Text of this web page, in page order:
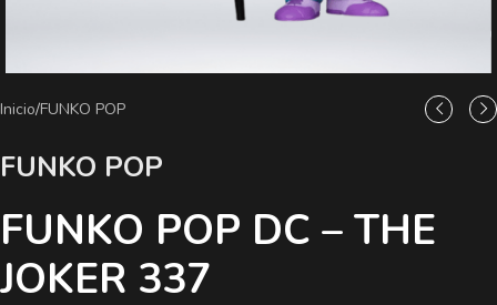
Inicio/FUNKO POP
FUNKO POP
FUNKO POP DC – THE
JOKER 337